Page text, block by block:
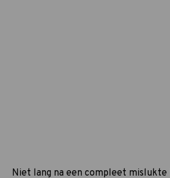
Niet lang na een compleet mislukte